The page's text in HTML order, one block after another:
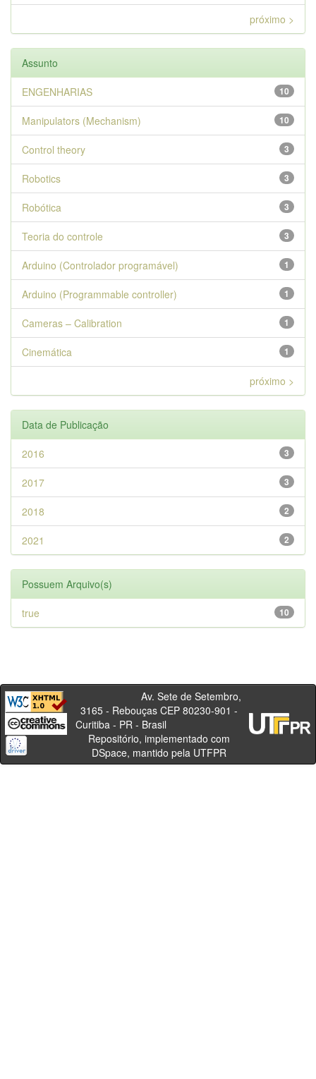
próximo >
Assunto
10
ENGENHARIAS
10
Manipulators (Mechanism)
3
Control theory
3
Robotics
3
Robótica
3
Teoria do controle
1
Arduino (Controlador programável)
1
Arduino (Programmable controller)
1
Cameras – Calibration
1
Cinemática
próximo >
Data de Publicação
3
2016
3
2017
2
2018
2
2021
Possuem Arquivo(s)
10
true
Av. Sete de Setembro,
3165 - Rebouças CEP 80230-901 -
Curitiba - PR - Brasil
Repositório, implementado com
DSpace, mantido pela UTFPR